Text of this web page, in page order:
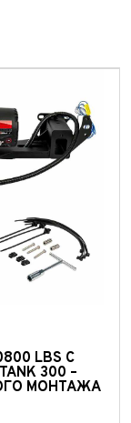
LBS С
300 –
МОНТАЖА